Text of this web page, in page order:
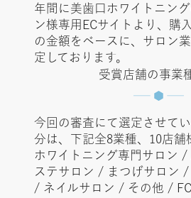
年間に美歯口ホワイトニン
ン様専用ECサイトより、購
の金額をベースに、サロン
定しております。
受賞店舗の事業
今回の審査にて選定させて
分は、下記全8業種、10店舗
ホワイトニング専門サロン
ステサロン / まつげサロン
/ ネイルサロン / その他 /